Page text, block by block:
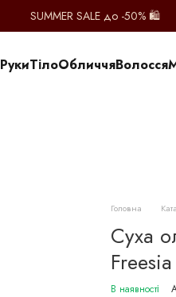
SUMMER SALE до -50% 🛍️
РукиТілоОбличчяВолосся
Головна
Суха
Freesia
В наявності